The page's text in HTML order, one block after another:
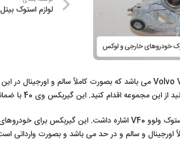
لوازم استوک بیتل